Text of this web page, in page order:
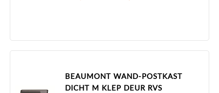
BEAUMONT WAND-POSTKAST
DICHT M KLEP DEUR RVS